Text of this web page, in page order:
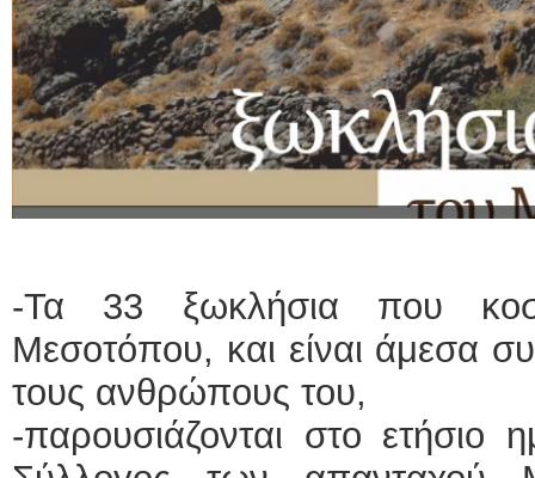
-Τα 33 ξωκλήσια που
Μεσοτόπου, και είναι άμεσα
τους ανθρώπους του,
-παρουσιάζονται στο ετήσιο